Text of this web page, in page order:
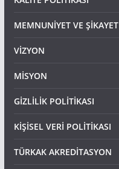
MEMNUNİYET VE ŞİKAYET
VİZYON
MİSYON
GİZLİLİK POLİTİKASI
KİŞİSEL VERİ POLİTİKASI
TÜRKAK AKREDİTASYON